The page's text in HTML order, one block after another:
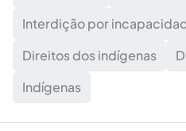
Interdição por
Direitos dos indígenas
Indígenas